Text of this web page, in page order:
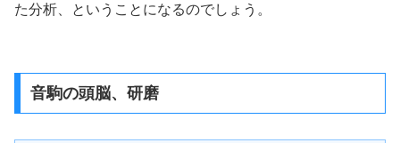
た分析、ということになるのでしょう。
音駒の頭脳、研磨